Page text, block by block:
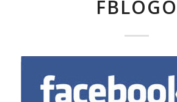
FBLOGO